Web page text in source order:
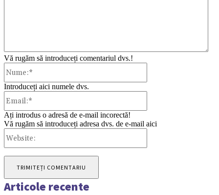
Vă rugăm să introduceți comentariul dvs.!
Introduceți aici numele dvs.
Ați introdus o adresă de e-mail incorectă!
Vă rugăm să introduceți adresa dvs. de e-mail aici
Articole recente